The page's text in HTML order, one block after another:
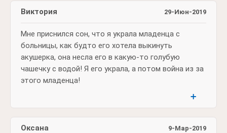
29-Июн-2019
Виктория
Мне приснился сон, что я украла младенца с
больницы, как будто его хотела выкинуть
акушерка, она несла его в какую-то голубую
чашечку с водой! Я его украла, а потом война из за
этого младенца!
➕
9-Мар-2019
Оксана